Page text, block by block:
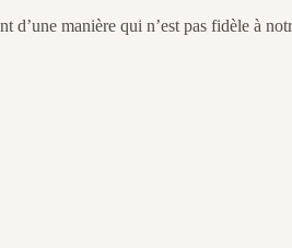
manière qui n’est pas fidèle à